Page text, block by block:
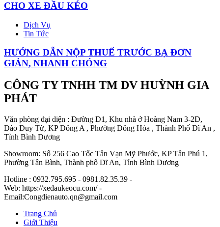
CHO XE ĐẦU KÉO
Dịch Vụ
Tin Tức
HƯỚNG DẪN NỘP THUẾ TRƯỚC BẠ ĐƠN
GIẢN, NHANH CHÓNG
CÔNG TY TNHH TM DV HUỲNH GIA
PHÁT
Văn phòng đại diện : Đường D1, Khu nhà ở Hoàng Nam 3-2D,
Đào Duy Từ, KP Đông A , Phường Đông Hòa , Thành Phố Dĩ An ,
Tỉnh Bình Dương
Showroom: Số 256 Cao Tốc Tân Vạn Mỹ Phước, KP Tân Phú 1,
Phường Tân Bình, Thành phố Dĩ An, Tỉnh Bình Dương
Hotline : 0932.795.695 - 0981.82.35.39 -
Web: https://xedaukeocu.com/ -
Email:Congdienauto.qn@gmail.com
Trang Chủ
Giới Thiệu